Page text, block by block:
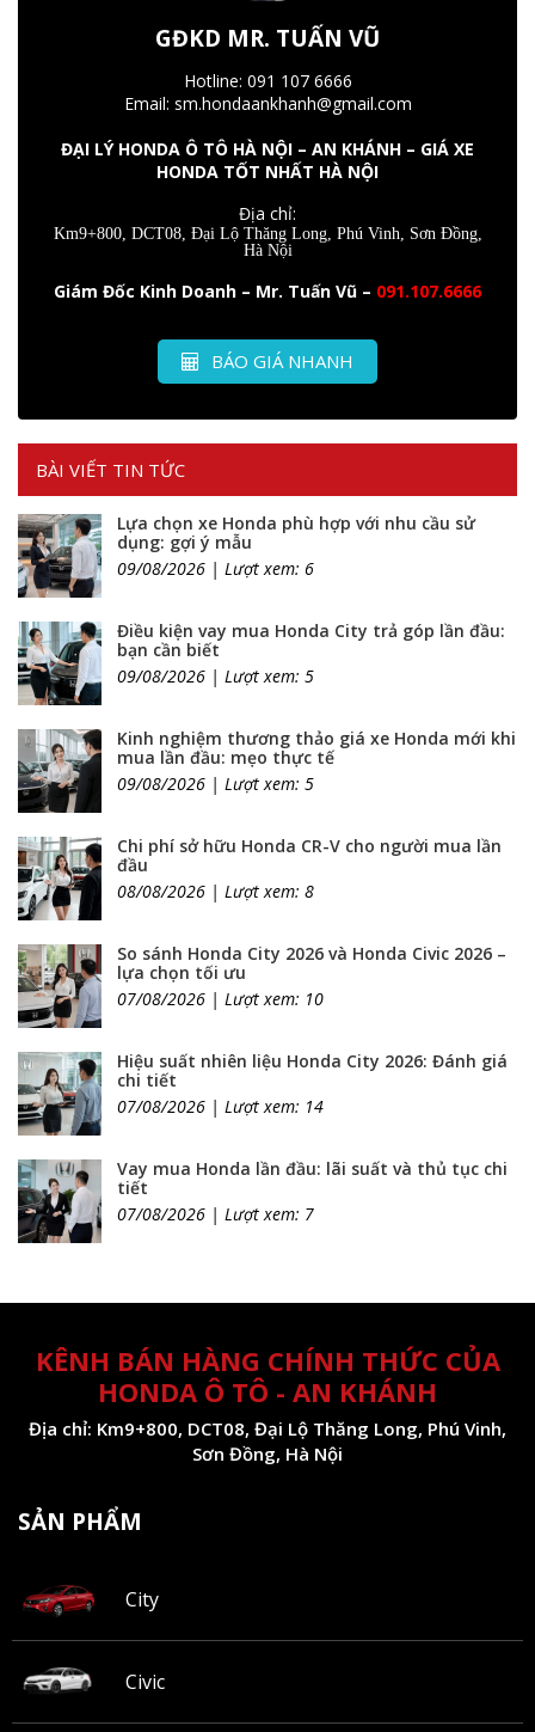
GĐKD MR. TUẤN VŨ
Hotline: 091 107 6666
Email: sm.hondaankhanh@gmail.com
ĐẠI LÝ HONDA Ô TÔ HÀ NỘI – AN KHÁNH – GIÁ XE
HONDA TỐT NHẤT HÀ NỘI
Địa chỉ:
Km9+800, DCT08, Đại Lộ Thăng Long, Phú Vinh, Sơn Đồng,
Hà Nội
Giám Đốc Kinh Doanh – Mr. Tuấn Vũ – 091.107.6666
BÁO GIÁ NHANH
BÀI VIẾT TIN TỨC
Lựa chọn xe Honda phù hợp với nhu cầu sử
dụng: gợi ý mẫu
09/08/2026 | Lượt xem: 6
Điều kiện vay mua Honda City trả góp lần đầu:
bạn cần biết
09/08/2026 | Lượt xem: 5
Kinh nghiệm thương thảo giá xe Honda mới khi
mua lần đầu: mẹo thực tế
09/08/2026 | Lượt xem: 5
Chi phí sở hữu Honda CR-V cho người mua lần
đầu
08/08/2026 | Lượt xem: 8
So sánh Honda City 2026 và Honda Civic 2026 –
lựa chọn tối ưu
07/08/2026 | Lượt xem: 10
Hiệu suất nhiên liệu Honda City 2026: Đánh giá
chi tiết
07/08/2026 | Lượt xem: 14
Vay mua Honda lần đầu: lãi suất và thủ tục chi
tiết
07/08/2026 | Lượt xem: 7
KÊNH BÁN HÀNG CHÍNH THỨC CỦA
HONDA Ô TÔ - AN KHÁNH
Địa chỉ: Km9+800, DCT08, Đại Lộ Thăng Long, Phú Vinh,
Sơn Đồng, Hà Nội
SẢN PHẨM
City
Civic